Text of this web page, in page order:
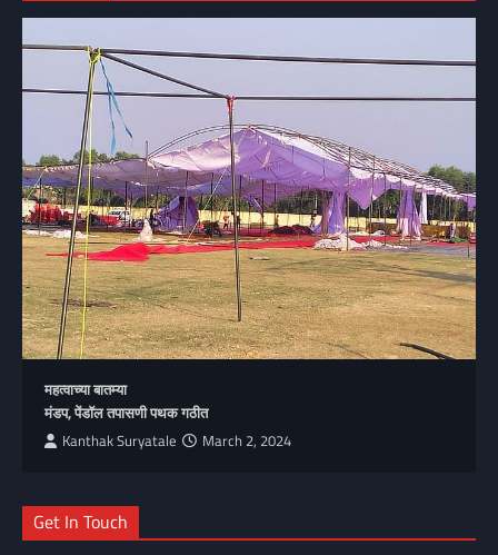
महत्वाच्या बातम्या
मंडप, पेंडॉल तपासणी पथक गठीत
Kanthak Suryatale March 2, 2024
Get In Touch